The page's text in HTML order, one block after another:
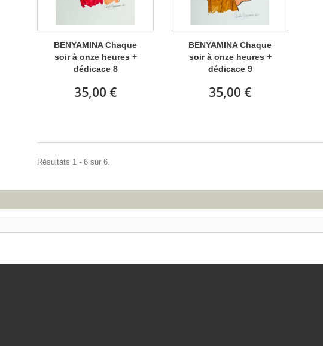
BENYAMINA Chaque
soir à onze heures +
dédicace 8
35,00 €
BENYAMINA Chaque
soir à onze heures +
dédicace 9
35,00 €
Résultats 1 - 6 sur 6.